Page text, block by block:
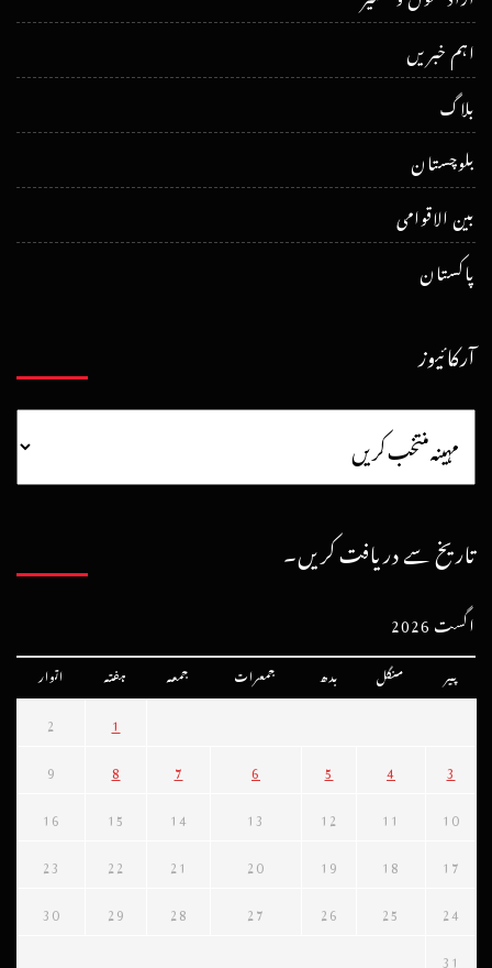
اہم خبریں
بلاگ
بلوچستان
بین الاقوامی
پاکستان
آرکائیوز
تاریخ سے دریافت کریں۔
اگست 2026
پیر منگل بدھ جمعرات جمعہ ہفتہ اتوار
1
2
3
4
5
6
7
8
9
10
11
12
13
14
15
16
17
18
19
20
21
22
23
24
25
26
27
28
29
30
31